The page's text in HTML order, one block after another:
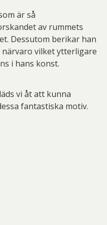
är så
av rummets
Dessutom berikar han
vilket ytterligare
i hans konst.
vi åt att kunna
fantastiska motiv.